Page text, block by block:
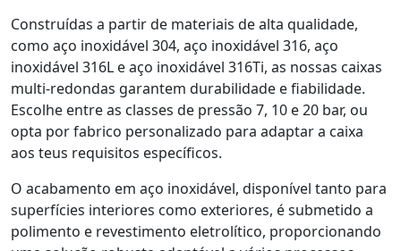
Construídas a partir de materiais de alta qualidade,
como aço inoxidável 304, aço inoxidável 316, aço
inoxidável 316L e aço inoxidável 316Ti, as nossas caixas
multi-redondas garantem durabilidade e fiabilidade.
Escolhe entre as classes de pressão 7, 10 e 20 bar, ou
opta por fabrico personalizado para adaptar a caixa
aos teus requisitos específicos.
O acabamento em aço inoxidável, disponível tanto para
superfícies interiores como exteriores, é submetido a
polimento e revestimento eletrolítico, proporcionando